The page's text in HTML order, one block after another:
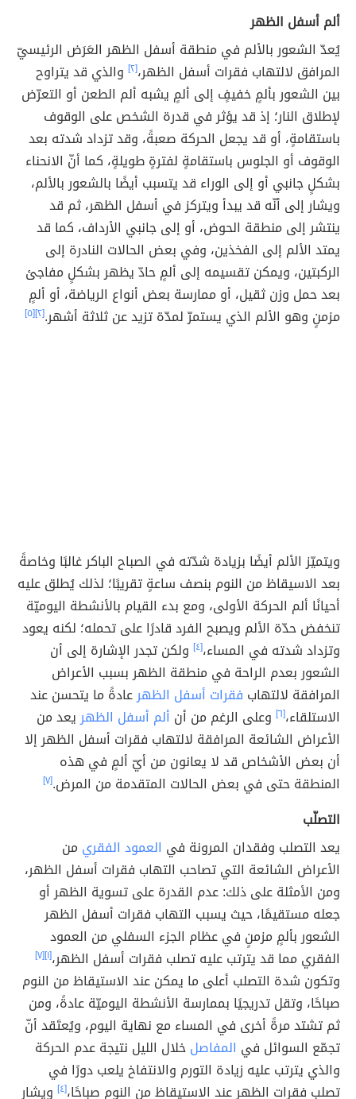
ألم أسفل الظهر
يُعدّ الشعور بالألم في منطقة أسفل الظهر العَرَض الرئيسيّ
المرافق لالتهاب فقرات أسفل الظهر،[٢]
والذي قد يتراوح
بين الشعور بألمٍ خفيفٍ إلى ألمٍ يشبه ألم الطعن أو التعرّض
لإطلاق النار؛ إذ قد يؤثر في قدرة الشخص على الوقوف
باستقامةٍ، أو قد يجعل الحركة صعبةً، وقد تزداد شدته بعد
الوقوف أو الجلوس باستقامةٍ لفترةٍ طويلةٍ، كما أنّ الانحناء
بشكلٍ جانبي أو إلى الوراء قد يتسبب أيضًا بالشعور بالألم،
ويشار إلى أنّه قد يبدأ ويتركز في أسفل الظهر، ثم قد
ينتشر إلى منطقة الحوض، أو إلى جانبي الأرداف، كما قد
يمتد الألم إلى الفخذين، وفي بعض الحالات النادرة إلى
الركبتين، ويمكن تقسيمه إلى ألمٍ حادّ يظهر بشكلٍ مفاجئ
بعد حمل وزن ثقيل، أو ممارسة بعض أنواع الرياضة، أو ألمٍ
مزمنٍ وهو الألم الذي يستمرّ لمدّة تزيد عن ثلاثة أشهر.[٢] [٥]
ويتميّز الألم أيضًا بزيادة شدّته في الصباح الباكر غالبًا وخاصةً
بعد الاسيقاظ من النوم بنصف ساعةٍ تقريبًا؛ لذلك يُطلق عليه
أحيانًا ألم الحركة الأولى، ومع بدء القيام بالأنشطة اليوميّة
تنخفض حدّة الألم ويصبح الفرد قادرًا على تحمله؛ لكنه يعود
وتزداد شدته في المساء،[٤]
ولكن تجدر الإشارة إلى أن
الشعور بعدم الراحة في منطقة الظهر بسبب الأعراض
المرافقة لالتهاب فقرات أسفل الظهرعادةً ما يتحسن عند
الاستلقاء،[٦] وعلى الرغم من أن ألم أسفل الظهريعد من
الأعراض الشائعة المرافقة لالتهاب فقرات أسفل الظهر إلا
أن بعض الأشخاص قد لا يعانون من أيّ ألمٍ في هذه
المنطقة حتى في بعض الحالات المتقدمة من المرض.[٧]
التصلّب
يعد التصلب وفقدان المرونة في العمود الفقري من
الأعراض الشائعة التي تصاحب التهاب فقرات أسفل الظهر،
ومن الأمثلة على ذلك: عدم القدرة على تسوية الظهر أو
جعله مستقيمًا، حيث يسبب التهاب فقرات أسفل الظهر
الشعور بألمٍ مزمنٍ في عظام الجزء السفلي من العمود
الفقري مما قد يترتب عليه تصلب فقرات أسفل الظهر،[١] [٧]
وتكون شدة التصلب أعلى ما يمكن عند الاستيقاظ من النوم
صباحًا، وتقل تدريجيًا بممارسة الأنشطة اليوميّة عادةً، ومن
ثم تشتد مرةً أخرى في المساء مع نهاية اليوم، ويُعتَقد أنّ
تجمّع السوائل في المفاصلخلال الليل نتيجة عدم الحركة
والذي يترتب عليه زيادة التورم والانتفاخ يلعب دورًا في
تصلب فقرات الظهر عند الاستيقاظ من النوم صباحًا،[٤] ويشار